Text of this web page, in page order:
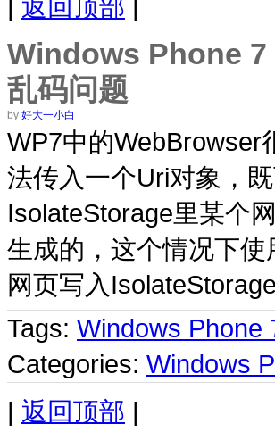
返回顶部
Windows Phone
乱码问题
by 好大一小白
WP7中的WebBrowser
法传入一个Uri对象，
IsolateStorage里某个
生成的，这个情况下
网页写入
Tags: Windows Phone
Categories: Windows
| 返回顶部 |